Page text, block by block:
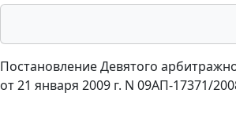
Постановление Девятого
от 21 января 2009 г. N 09АП-17371/